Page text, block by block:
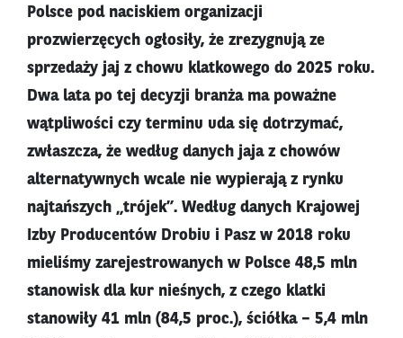
Polsce pod naciskiem organizacji
prozwierzęcych ogłosiły, że zrezygnują ze
sprzedaży jaj z chowu klatkowego do 2025 roku.
Dwa lata po tej decyzji branża ma poważne
wątpliwości czy terminu uda się dotrzymać,
zwłaszcza, że według danych jaja z chowów
alternatywnych wcale nie wypierają z rynku
najtańszych „trójek”. Według danych Krajowej
Izby Producentów Drobiu i Pasz w 2018 roku
mieliśmy zarejestrowanych w Polsce 48,5 mln
stanowisk dla kur nieśnych, z czego klatki
stanowiły 41 mln (84,5 proc.), ściółka – 5,4 mln